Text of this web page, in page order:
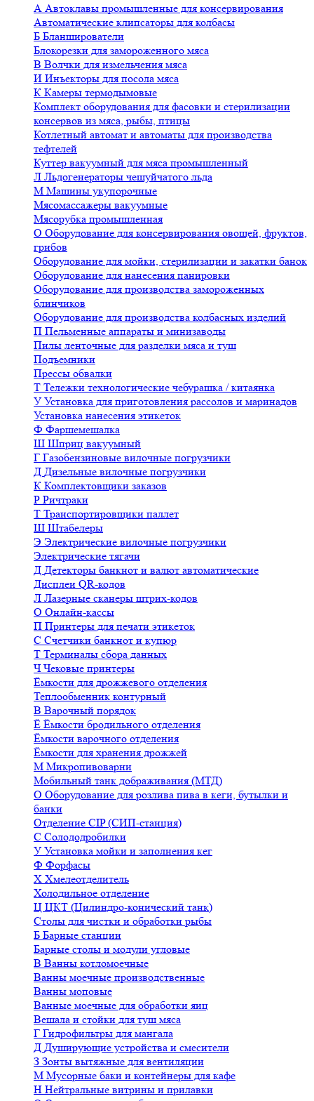
А Автоклавы промышленные для консервирования
Автоматические клипсаторы для колбасы
Б Бланширователи
Блокорезки для замороженного мяса
В Волчки для измельчения мяса
И Инъекторы для посола мяса
К Камеры термодымовые
Комплект оборудования для фасовки и стерилизации
консервов из мяса, рыбы, птицы
Котлетный автомат и автоматы для производства
тефтелей
Куттер вакуумный для мяса промышленный
Л Льдогенераторы чешуйчатого льда
М Машины укупорочные
Мясомассажеры вакуумные
Мясорубка промышленная
О Оборудование для консервирования овощей, фруктов,
грибов
Оборудование для мойки, стерилизации и закатки банок
Оборудование для нанесения панировки
Оборудование для производства замороженных
блинчиков
Оборудование для производства колбасных изделий
П Пельменные аппараты и минизаводы
Пилы ленточные для разделки мяса и туш
Подъемники
Прессы обвалки
Т Тележки технологические чебурашка / китаянка
У Установка для приготовления рассолов и маринадов
Установка нанесения этикеток
Ф Фаршемешалка
Ш Шприц вакуумный
Г Газобензиновые вилочные погрузчики
Д Дизельные вилочные погрузчики
К Комплектовщики заказов
Р Ричтраки
Т Транспортировщики паллет
Ш Штабелеры
Э Электрические вилочные погрузчики
Электрические тягачи
Д Детекторы банкнот и валют автоматические
Дисплеи QR-кодов
Л Лазерные сканеры штрих-кодов
О Онлайн-кассы
П Принтеры для печати этикеток
С Счетчики банкнот и купюр
Т Терминалы сбора данных
ЧЧековые принтеры
Ёмкости для дрожжевого отделения
Теплообменник контурный
В Варочный порядок
Ё Ёмкости бродильного отделения
Ёмкости варочного отделения
Ёмкости для хранения дрожжей
М Микропивоварни
Мобильный танк дображивания (МТД)
О Оборудование для розлива пива в кеги, бутылки и
банки
Отделение CIP (СИП-станция)
С Солододробилки
У Установка мойки и заполнения кег
Ф Форфасы
Х Хмелеотделитель
Холодильное отделение
Ц ЦКТ (Цилиндро-конический танк)
Столы для чистки и обработки рыбы
Б Барные станции
Барные столы и модули угловые
В Ванны котломоечные
Ванны моечные производственные
Ванны моповые
Ванные моечные для обработки яиц
Вешала и стойки для туш мяса
Г Гидрофильтры для мангала
Д Душирующие устройства и смесители
З Зонты вытяжные для вентиляции
М Мусорные баки и контейнеры для кафе
Н Нейтральные витрины и прилавки